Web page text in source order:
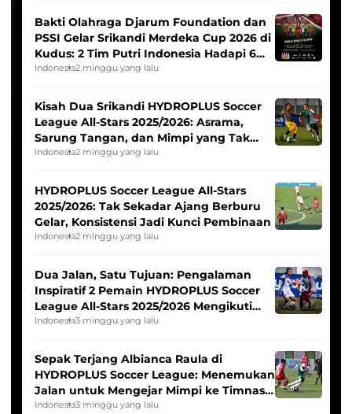
Bakti Olahraga Djarum Foundation dan
PSSI Gelar Srikandi Merdeka Cup 2026 di
Kudus: 2 Tim Putri Indonesia Hadapi 6
Tim Asia
Indonesia2 minggu yang lalu
Kisah Dua Srikandi HYDROPLUS Soccer
League All-Stars 2025/2026: Asrama,
Sarung Tangan, dan Mimpi yang Tak
Pernah Padam
Indonesia2 minggu yang lalu
HYDROPLUS Soccer League All-Stars
2025/2026: Tak Sekadar Ajang Berburu
Gelar, Konsistensi Jadi Kunci Pembinaan
Indonesia2 minggu yang lalu
Dua Jalan, Satu Tujuan: Pengalaman
Inspiratif 2 Pemain HYDROPLUS Soccer
League All-Stars 2025/2026 Mengikuti
Seleksi Timnas Indonesia Putri
Indonesia3 minggu yang lalu
Sepak Terjang Albianca Raula di
HYDROPLUS Soccer League: Menemukan
Jalan untuk Mengejar Mimpi ke Timnas
Indonesia Putri
Indonesia3 minggu yang lalu